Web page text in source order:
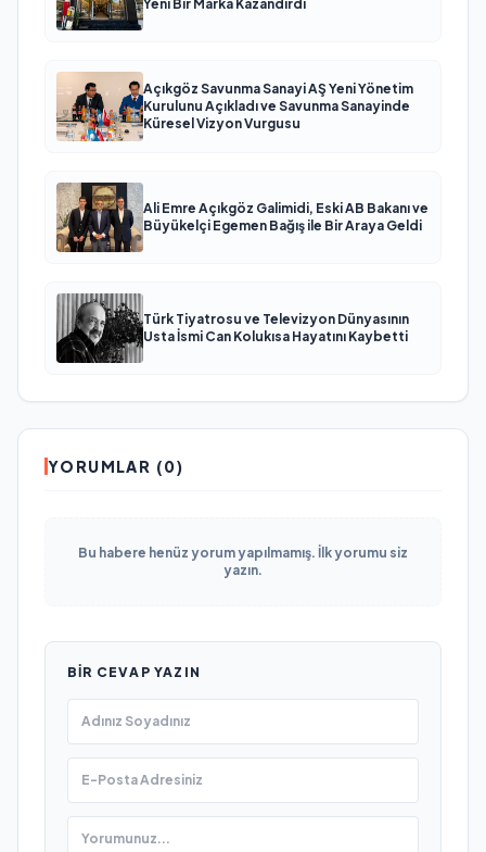
Yeni Bir Marka Kazandırdı
Açıkgöz Savunma Sanayi AŞ Yeni Yönetim
Kurulunu Açıkladı ve Savunma Sanayinde
Küresel Vizyon Vurgusu
Ali Emre Açıkgöz Galimidi, Eski AB Bakanı ve
Büyükelçi Egemen Bağış ile Bir Araya Geldi
Türk Tiyatrosu ve Televizyon Dünyasının
Usta İsmi Can Kolukısa Hayatını Kaybetti
YORUMLAR (0)
Bu habere henüz yorum yapılmamış. İlk yorumu siz
yazın.
BIR CEVAP YAZIN